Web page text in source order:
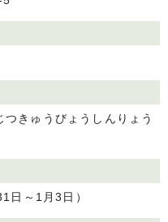
きゅうびょうしんりょう
日～1月3日）